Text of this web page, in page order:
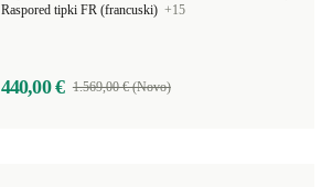
Raspored tipki FR (francuski) +15
440,00 € 1.569,00 € (Novo)